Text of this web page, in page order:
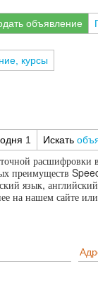
объявление
курсы
1 Искать
расшифровки
язык,
на нашем сайте